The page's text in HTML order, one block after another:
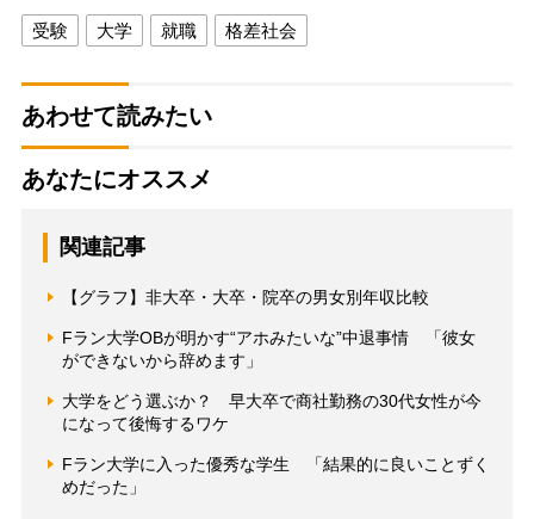
受験 大学 就職 格差社会
あわせて読みたい
あなたにオススメ
関連記事
【グラフ】非大卒・大卒・院卒の男女別年収比較
Fラン大学OBが明かす“アホみたいな”中退事情 「彼女
ができないから辞めます」
大学をどう選ぶか？ 早大卒で商社勤務の30代女性が今
になって後悔するワケ
Fラン大学に入った優秀な学生 「結果的に良いことずく
めだった」